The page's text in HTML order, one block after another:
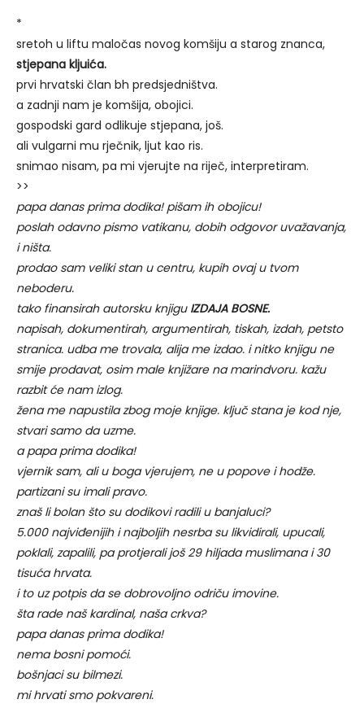
*
sretoh u liftu maločas novog komšiju a starog znanca,
stjepana kljuića.
prvi hrvatski član bh predsjedništva.
a zadnji nam je komšija, obojici.
gospodski gard odlikuje stjepana, još.
ali vulgarni mu rječnik, ljut kao ris.
snimao nisam, pa mi vjerujte na riječ, interpretiram.
>>
papa danas prima dodika! pišam ih obojicu!
poslah odavno pismo vatikanu, dobih odgovor uvažavanja,
i ništa.
prodao sam veliki stan u centru, kupih ovaj u tvom
neboderu.
tako finansirah autorsku knjigu IZDAJA BOSNE.
napisah, dokumentirah, argumentirah, tiskah, izdah, petsto
stranica. udba me trovala, alija me izdao. i nitko knjigu ne
smije prodavat, osim male knjižare na marindvoru. kažu
razbit će nam izlog.
žena me napustila zbog moje knjige. ključ stana je kod nje,
stvari samo da uzme.
a papa prima dodika!
vjernik sam, ali u boga vjerujem, ne u popove i hodže.
partizani su imali pravo.
znaš li bolan što su dodikovi radili u banjaluci?
5.000 najviđenijih i najboljih nesrba su likvidirali, upucali,
poklali, zapalili, pa protjerali još 29 hiljada muslimana i 30
tisuća hrvata.
i to uz potpis da se dobrovoljno odriču imovine.
šta rade naš kardinal, naša crkva?
papa danas prima dodika!
nema bosni pomoći.
bošnjaci su bilmezi.
mi hrvati smo pokvareni.